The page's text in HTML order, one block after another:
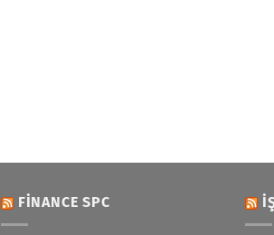
FINANCE SPC